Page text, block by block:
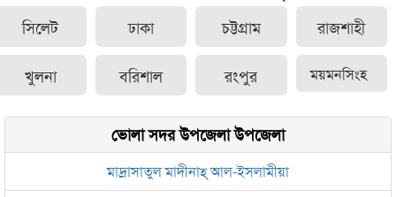
সিলেট ঢাকা চট্টগ্রাম রাজশাহী
খুলনা বরিশাল রংপুর ময়মনসিংহ
ভোলা সদর উপজেলা উপজেলা
মাদ্রাসাতুল মাদীনাহ্ আল-ইসলামীয়া